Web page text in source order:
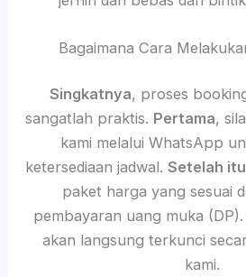
Bagaimana Cara
Singkatnya, proses
sangatlah praktis. Pertama,
kami melalui WhatsApp
ketersediaan jadwal. Setelah itu
paket harga yang sesuai
pembayaran uang muka (DP).
akan langsung terkunci
kami.